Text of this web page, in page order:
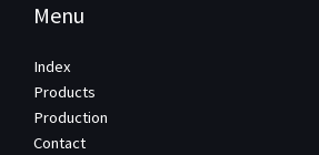
Menu
Index
Products
Production
Contact